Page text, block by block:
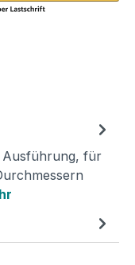
Ausführung, für